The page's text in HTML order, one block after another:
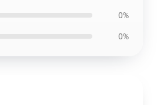
0%
0%